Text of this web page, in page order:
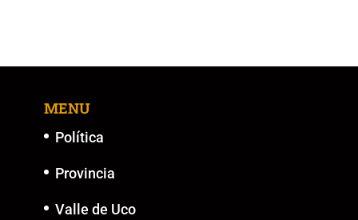
MENU
Política
Provincia
Valle de Uco